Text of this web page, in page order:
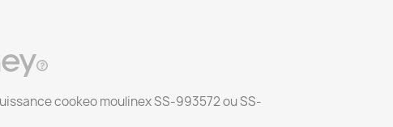
cookeo moulinex SS-993572 ou SS-